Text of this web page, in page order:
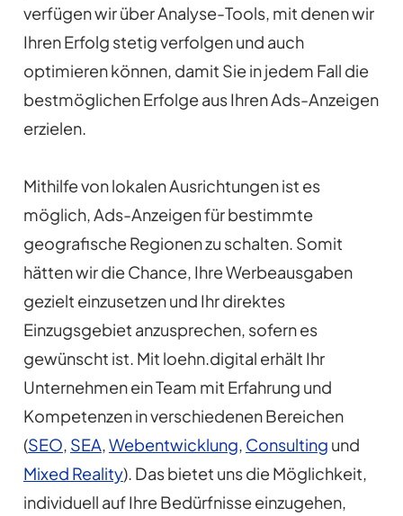
verfügen wir über Analyse-Tools, mit denen wir
Ihren Erfolg stetig verfolgen und auch
optimieren können, damit Sie in jedem Fall die
bestmöglichen Erfolge aus Ihren Ads-Anzeigen
erzielen.
Mithilfe von lokalen Ausrichtungen ist es
möglich, Ads-Anzeigen für bestimmte
geografische Regionen zu schalten. Somit
hätten wir die Chance, Ihre Werbeausgaben
gezielt einzusetzen und Ihr direktes
Einzugsgebiet anzusprechen, sofern es
gewünscht ist. Mit loehn.digital erhält Ihr
Unternehmen ein Team mit Erfahrung und
Kompetenzen in verschiedenen Bereichen
(SEO, SEA,Webentwicklung, Consulting und
Mixed Reality). Das bietet uns die Möglichkeit,
individuell auf Ihre Bedürfnisse einzugehen,